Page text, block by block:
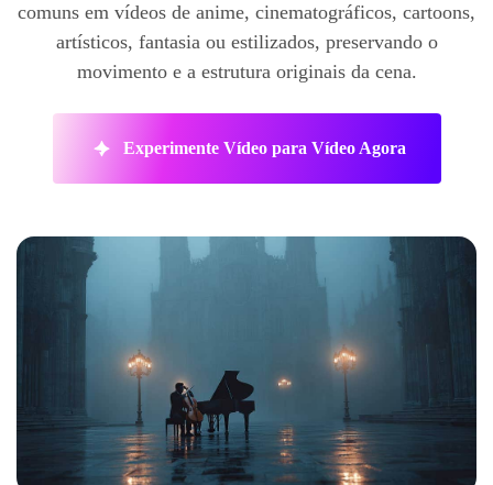
comuns em vídeos de anime, cinematográficos, cartoons,
artísticos, fantasia ou estilizados, preservando o
movimento e a estrutura originais da cena.
Experimente Vídeo para Vídeo Agora